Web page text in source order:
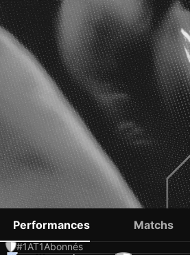
JOSEF PROSS
#1AT1Abonnés
Performances Matchs